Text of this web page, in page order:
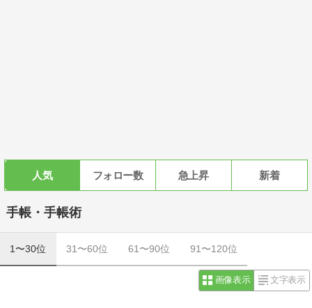
人気 フォロー数 急上昇 新着
手帳・手帳術
1〜30位 31〜60位 61〜90位 91〜120位
画像表示 文字表示